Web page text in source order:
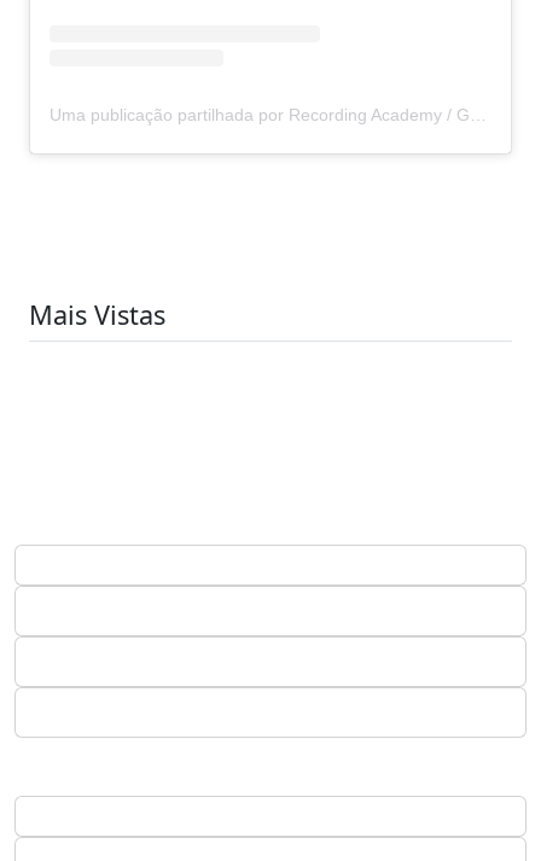
Mais Vistas